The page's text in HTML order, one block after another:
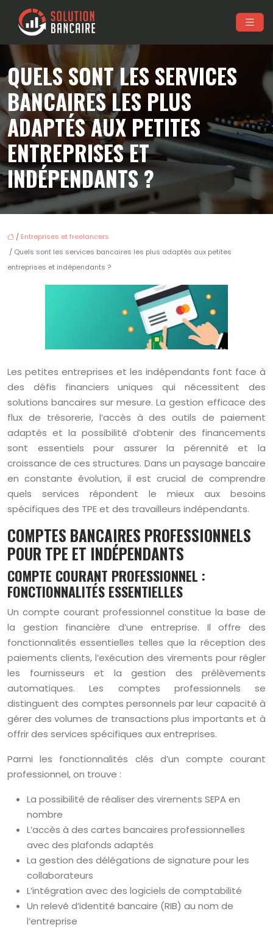
QUELS SONT LES SERVICES
BANCAIRES LES PLUS
ADAPTÉS AUX PETITES
ENTREPRISES ET
INDÉPENDANTS ?
/ Entreprises et freelancers
/ Quels sont les services bancaires les plus adaptés aux petites
entreprises et indépendants ?
Les petites entreprises et les indépendants font face à
des défis financiers uniques qui nécessitent des
solutions bancaires sur mesure. La gestion efficace des
flux de trésorerie, l’accès à des outils de paiement
adaptés et la possibilité d’obtenir des financements
sont essentiels pour assurer la pérennité et la
croissance de ces structures. Dans un paysage bancaire
en constante évolution, il est crucial de comprendre
quels services répondent le mieux aux besoins
spécifiques des TPE et des travailleurs indépendants.
COMPTES BANCAIRES PROFESSIONNELS
POUR TPE ET INDÉPENDANTS
COMPTE COURANT PROFESSIONNEL :
FONCTIONNALITÉS ESSENTIELLES
Un compte courant professionnel constitue la base de
la gestion financière d’une entreprise. Il offre des
fonctionnalités essentielles telles que la réception des
paiements clients, l’exécution des virements pour régler
les fournisseurs et la gestion des prélèvements
automatiques. Les comptes professionnels se
distinguent des comptes personnels par leur capacité à
gérer des volumes de transactions plus importants et à
offrir des services spécifiques aux entreprises.
Parmi les fonctionnalités clés d’un compte courant
professionnel, on trouve :
La possibilité de réaliser des virements SEPA en
nombre
L’accès à des cartes bancaires professionnelles
avec des plafonds adaptés
La gestion des délégations de signature pour les
collaborateurs
L’intégration avec des logiciels de comptabilité
Un relevé d’identité bancaire (RIB) au nom de
l’entreprise